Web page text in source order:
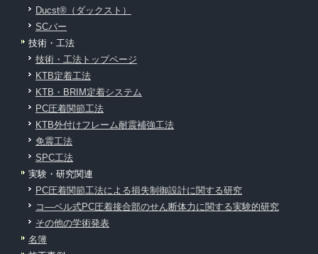
Ducst®（ダックスト）
SCバー
技術・工法
技術・工法トップページ
KTB定着工法
KTB・BRIM定着システム
PC圧着関節工法
KTB外付けフレーム耐震補強工法
免震工法
SPC工法
実験・研究関連
PC圧着関節工法による損失制御設計に関する研究
コ―ベル式PC圧着接合部のせん断体力に関する実験的研究
その他の学術発表
名簿